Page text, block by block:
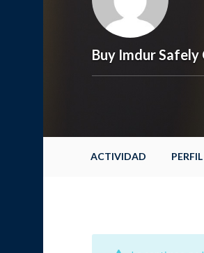
Buy Imdur
ACTIVIDAD PERFIL